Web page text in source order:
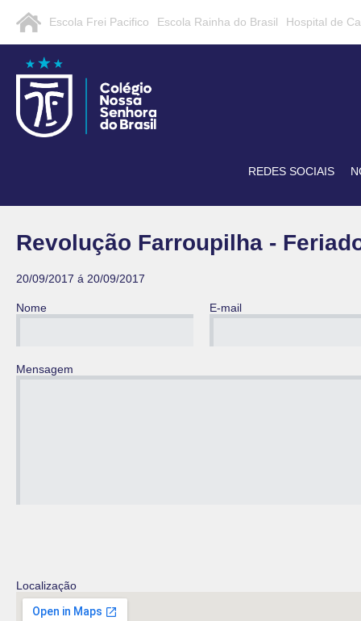
Escola Frei Pacifico Escola Rainha do Brasil Hospital de
REDES SOCIAIS
Revolução Farroupilha -
20/09/2017 á 20/09/2017
Nome E-mail
Mensagem
Localização